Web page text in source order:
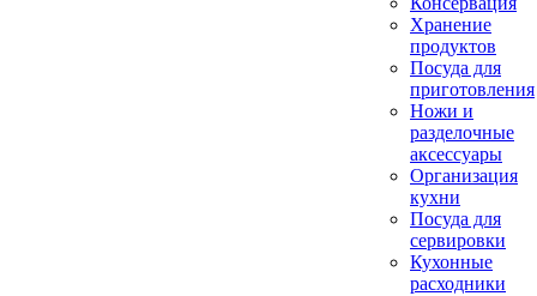
Хранение
продуктов
Посуда для
приготовления
Ножи и
разделочные
аксессуары
Организация
кухни
Посуда для
сервировки
Кухонные
расходники